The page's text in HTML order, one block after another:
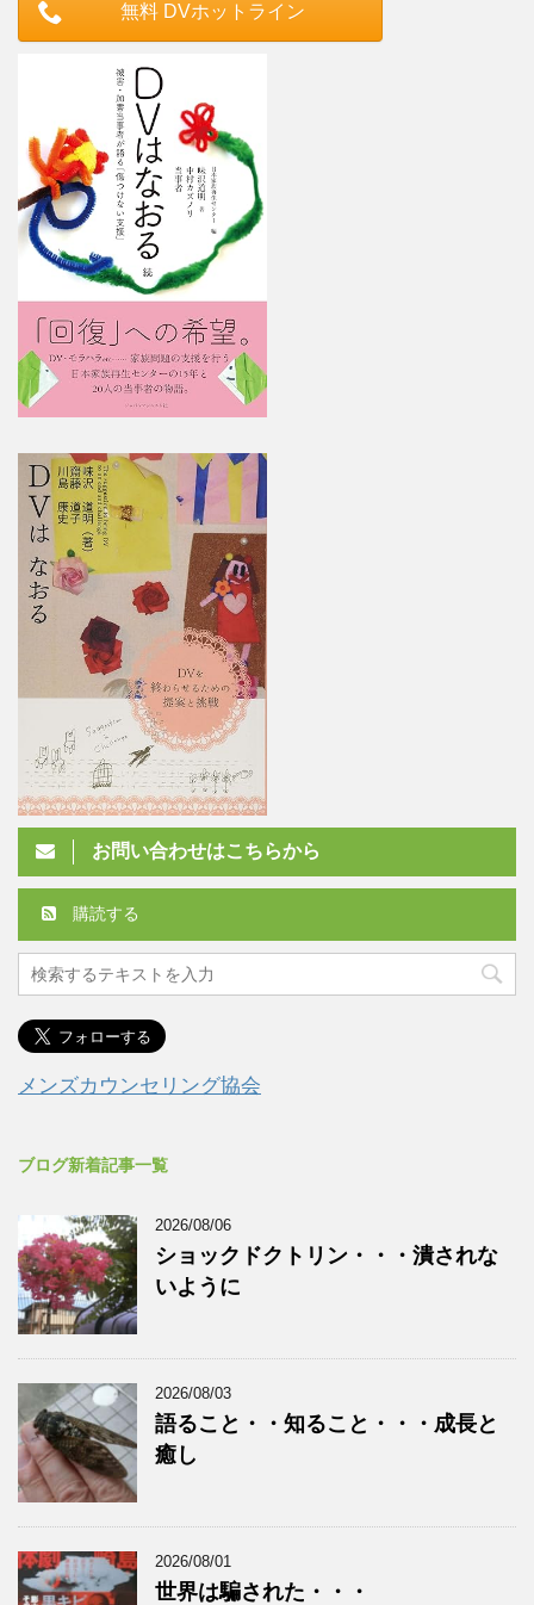
無料 DVホットライン
お問い合わせはこちらから
購読する
メンズカウンセリング協会
ブログ新着記事一覧
2026/08/06
ショックドクトリン・・・潰されな
いように
2026/08/03
語ること・・知ること・・・成長と
癒し
2026/08/01
世界は騙された・・・